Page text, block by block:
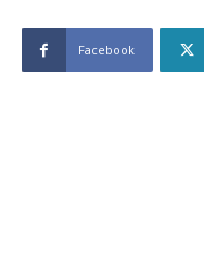
Facebook